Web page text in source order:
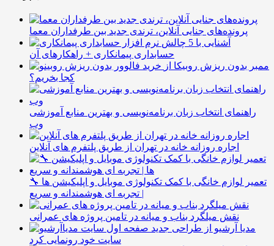
پرونده‌های جنایی آنلاین، ترندی جدید بین طرفداران معما
آشنایی با 5 چالش
حسابداری پیمانکاری + راهکارهای آن
ممبر بدون ریزش روبیکا از
کجا بخریم؟
راهنمای انتخاب زبان برنامه‌نویسی و بهترین منابع آموزشی
وب
اجاره روزانه خانه در تهران از طریق پلتفرم های آنلاین
🔧 تعمیر لوازم خانگی با کمک تکنولوژی موبایل و اپلیکیشن ها
| تجربه ای هوشمندانه و سریع
نقش میلگرد بناب و میانه در تامین پروژه های عمرانی
مدیا آرشیو از طراحی جدید
سایت خود رونمایی کرد